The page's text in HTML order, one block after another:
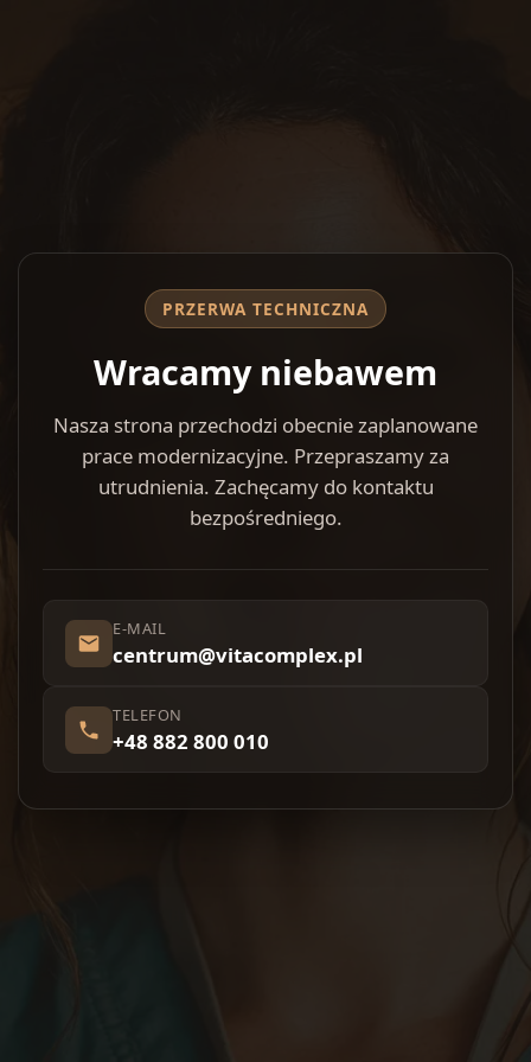
PRZERWA TECHNICZNA
Wracamy niebawem
Nasza strona przechodzi obecnie zaplanowane
prace modernizacyjne. Przepraszamy za
utrudnienia. Zachęcamy do kontaktu
bezpośredniego.
E-MAIL
centrum@vitacomplex.pl
TELEFON
+48 882 800 010